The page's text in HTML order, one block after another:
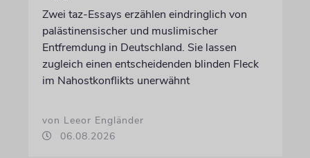
Zwei taz-Essays erzählen eindringlich von
palästinensischer und muslimischer
Entfremdung in Deutschland. Sie lassen
zugleich einen entscheidenden blinden Fleck
im Nahostkonflikts unerwähnt
von Leeor Engländer
06.08.2026